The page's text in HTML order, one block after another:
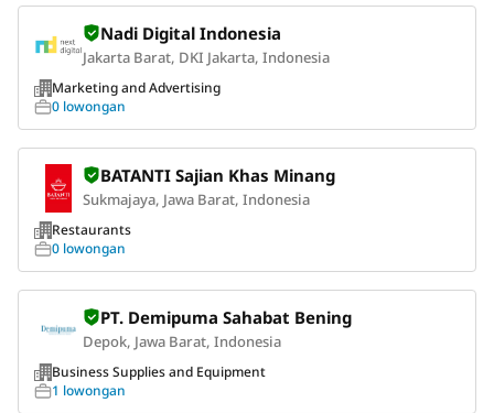
Nadi Digital Indonesia
Jakarta Barat, DKI Jakarta, Indonesia
Marketing and Advertising
0 lowongan
BATANTI Sajian Khas Minang
Sukmajaya, Jawa Barat, Indonesia
Restaurants
0 lowongan
PT. Demipuma Sahabat Bening
Depok, Jawa Barat, Indonesia
Business Supplies and Equipment
1 lowongan